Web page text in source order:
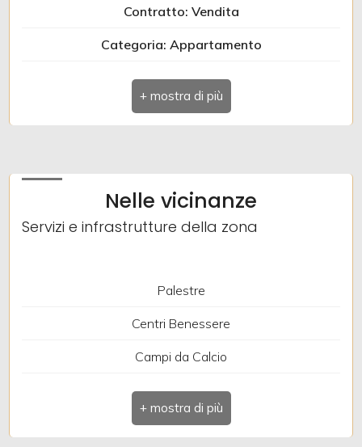
Contratto: Vendita
Categoria: Appartamento
Indirizzo: VIA GIUSTINIANI
Comune: Gorizia
Bagni: 1
Nelle vicinanze
Servizi e infrastrutture della zona
Palestre
Centri Benessere
Campi da Calcio
Complessi Sportivi
Campi da Tennis